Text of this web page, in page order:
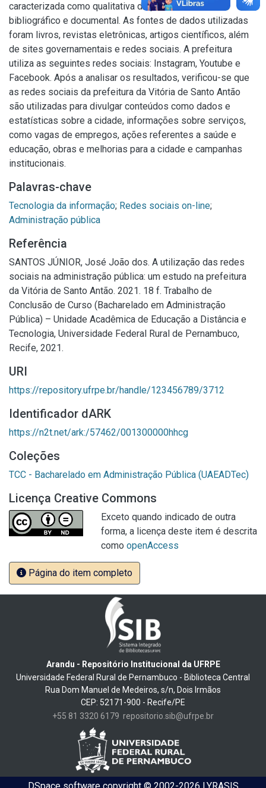
caracterizada como qualitativa de procedimento
bibliográfico e documental. As fontes de dados utilizadas
foram livros, revistas eletrônicas, artigos científicos, além
de sites governamentais e redes sociais. A prefeitura
utiliza as seguintes redes sociais: Instagram, Youtube e
Facebook. Após a analisar os resultados, verificou-se que
as redes sociais da prefeitura da Vitória de Santo Antão
são utilizadas para divulgar conteúdos como dados e
estatísticas sobre a cidade, informações sobre serviços,
como vagas de empregos, ações referentes a saúde e
educação, obras e melhorias para a cidade e campanhas
institucionais.
Palavras-chave
Tecnologia da informação; Redes sociais on-line;
Administração pública
Referência
SANTOS JÚNIOR, José João dos. A utilização das redes
sociais na administração pública: um estudo na prefeitura
da Vitória de Santo Antão. 2021. 18 f. Trabalho de
Conclusão de Curso (Bacharelado em Administração
Pública) – Unidade Acadêmica de Educação a Distância e
Tecnologia, Universidade Federal Rural de Pernambuco,
Recife, 2021.
URI
https://repository.ufrpe.br/handle/123456789/3712
Identificador dARK
https://n2t.net/ark:/57462/001300000hhcg
Coleções
TCC - Bacharelado em Administração Pública (UAEADTec)
Licença Creative Commons
Exceto quando indicado de outra
forma, a licença deste item é descrita
como openAccess
Página do item completo
Arandu - Repositório Institucional da UFRPE
Universidade Federal Rural de Pernambuco - Biblioteca Central
Rua Dom Manuel de Medeiros, s/n, Dois Irmãos
CEP: 52171-900 - Recife/PE
+55 81 3320 6179 repositorio.sib@ufrpe.br